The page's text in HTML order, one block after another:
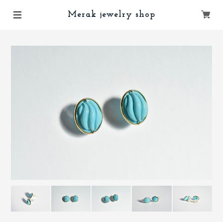
Merak jewelry shop